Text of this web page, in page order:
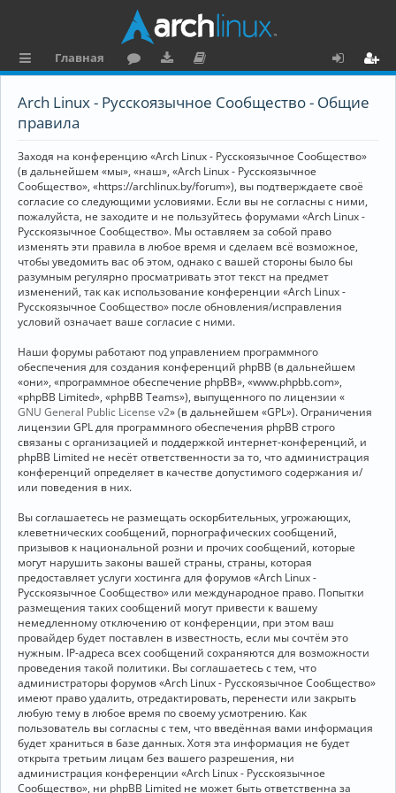
ы
к
и
Главная
ру
ру
и
ку
е
н
та
ц
и
я
о
Arch Linux - Русскоязычное Сообщество - Общие
правила
Заходя на конференцию «Arch Linux - Русскоязычное Сообщество»
(в дальнейшем «мы», «наш», «Arch Linux - Русскоязычное
Сообщество», «https://archlinux.by/forum»), вы подтверждаете своё
согласие со следующими условиями. Если вы не согласны с ними,
пожалуйста, не заходите и не пользуйтесь форумами «Arch Linux -
Русскоязычное Сообщество». Мы оставляем за собой право
изменять эти правила в любое время и сделаем всё возможное,
чтобы уведомить вас об этом, однако с вашей стороны было бы
разумным регулярно просматривать этот текст на предмет
изменений, так как использование конференции «Arch Linux -
Русскоязычное Сообщество» после обновления/исправления
условий означает ваше согласие с ними.
Наши форумы работают под управлением программного
обеспечения для создания конференций phpBB (в дальнейшем
«они», «программное обеспечение phpBB», «www.phpbb.com»,
«phpBB Limited», «phpBB Teams»), выпущенного по лицензии «
GNU General Public License v2» (в дальнейшем «GPL»). Ограничения
лицензии GPL для программного обеспечения phpBB строго
связаны с организацией и поддержкой интернет-конференций, и
phpBB Limited не несёт ответственности за то, что администрация
конференций определяет в качестве допустимого содержания и/
или поведения в них.
Вы соглашаетесь не размещать оскорбительных, угрожающих,
клеветнических сообщений, порнографических сообщений,
призывов к национальной розни и прочих сообщений, которые
могут нарушить законы вашей страны, страны, которая
предоставляет услуги хостинга для форумов «Arch Linux -
Русскоязычное Сообщество» или международное право. Попытки
размещения таких сообщений могут привести к вашему
немедленному отключению от конференции, при этом ваш
провайдер будет поставлен в известность, если мы сочтём это
нужным. IP-адреса всех сообщений сохраняются для возможности
проведения такой политики. Вы соглашаетесь с тем, что
администраторы форумов «Arch Linux - Русскоязычное Сообщество»
имеют право удалить, отредактировать, перенести или закрыть
любую тему в любое время по своему усмотрению. Как
пользователь вы согласны с тем, что введённая вами информация
будет храниться в базе данных. Хотя эта информация не будет
открыта третьим лицам без вашего разрешения, ни
администрация конференции «Arch Linux - Русскоязычное
Сообщество», ни phpBB Limited не может быть ответственна за